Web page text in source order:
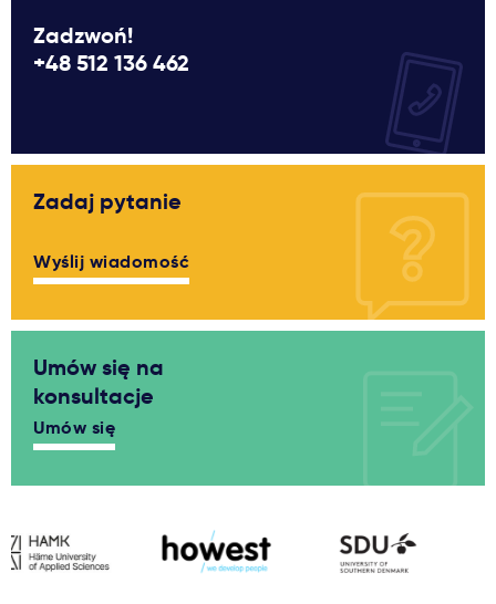
Zadzwoń!
+48 512 136 462
Zadaj pytanie
Wyślij wiadomość
Umów się na
konsultacje
Umów się